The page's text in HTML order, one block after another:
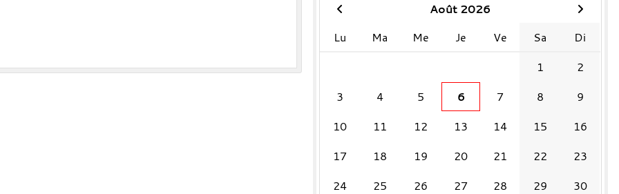
Août 2026
Lu
Ma Me Je Ve Sa
Di
1
2
3
4 5 6 7 8
9
10
11 12 13 14 15
16
17
18 19 20 21 22
23
24
25 26 27 28 29
30